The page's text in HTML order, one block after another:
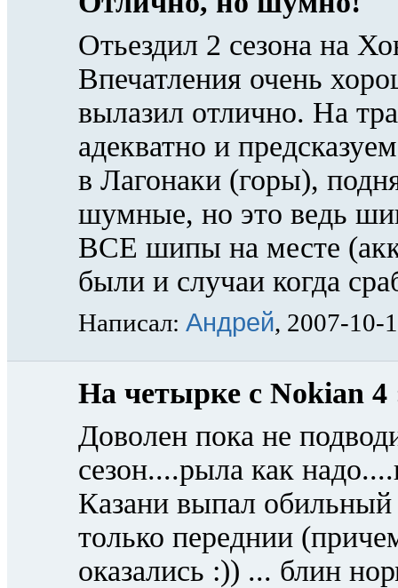
Отьездил 2 сезона на
Впечатления очень
вылазил отлично. На
адекватно и
в Лагонаки (горы),
шумные, но это ведь
ВСЕ шипы на месте
были и случаи когда
Написал: Андрей, 2007-10-
На четырке с Nokian 4
Доволен пока не
сезон....рыла как
Казани выпал обильный
только переднии
оказались :)) ... блин